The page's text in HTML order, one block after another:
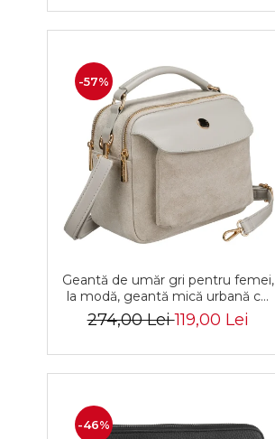
-57%
Geantă de umăr gri pentru femei,
la modă, geantă mică urbană cu
fermoar, piele ecologică -
Peterson PTR-PTN MX02-P-7700
274,00 Lei119,00 Lei
-46%